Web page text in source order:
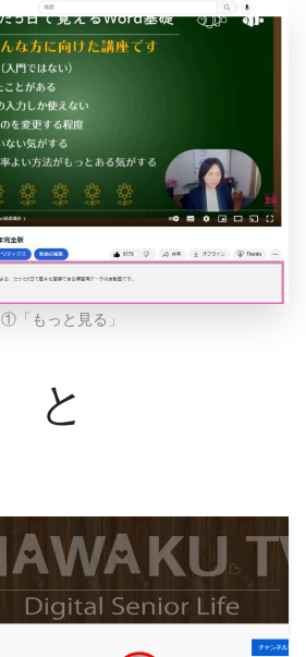
①「もっと見る」
と